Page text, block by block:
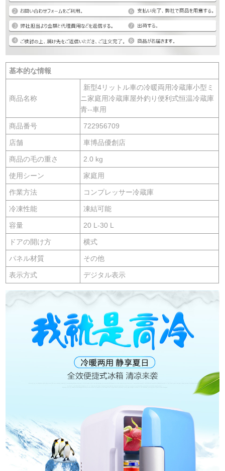
基本的な情報
商品名称
新型4リットル車の冷暖両用冷蔵庫小型ミ
ニ家庭用冷蔵庫屋外釣り便利式恒温冷蔵庫
青--車用
商品番号 722956709
店舗 車博品優創店
商品の毛の重さ 2.0 kg
使用シーン 家庭用
作業方法 コンプレッサー冷蔵庫
冷凍性能 凍結可能
容量 20 L-30 L
ドアの開け方 横式
パネル材質 その他
表示方式 デジタル表示